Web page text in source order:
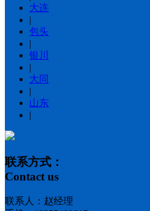
大连
|
包头
|
银川
|
大同
|
山东
|
联系方式：
Contact us
联系人：赵经理